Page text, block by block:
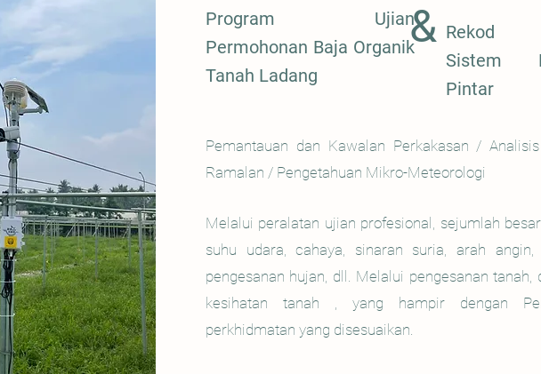
&
Program Ujian
Permohonan Baja Organik
Tanah Ladang
Rekod
Sistem
Pintar
Pemantauan dan Kawalan Perkakasan /
Ramalan / Pengetahuan Mikro-Meteorologi
Melalui peralatan ujian profesional, sejumlah
suhu udara, cahaya, sinaran suria, arah
pengesanan hujan, dll. Melalui pengesanan
kesihatan tanah , yang hampir dengan
perkhidmatan yang disesuaikan.